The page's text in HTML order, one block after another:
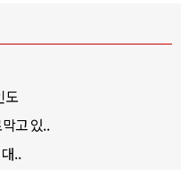
도
고 있..
..